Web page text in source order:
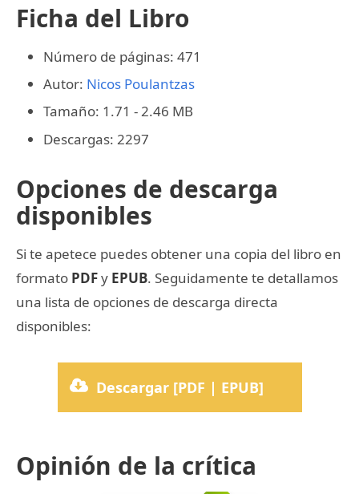
Ficha del Libro
Número de páginas: 471
Autor: Nicos Poulantzas
Tamaño: 1.71 - 2.46 MB
Descargas: 2297
Opciones de descarga
disponibles
Si te apetece puedes obtener una copia del libro en
formato PDFy EPUB. Seguidamente te detallamos
una lista de opciones de descarga directa
disponibles:
Descargar [PDF | EPUB]
Opinión de la crítica